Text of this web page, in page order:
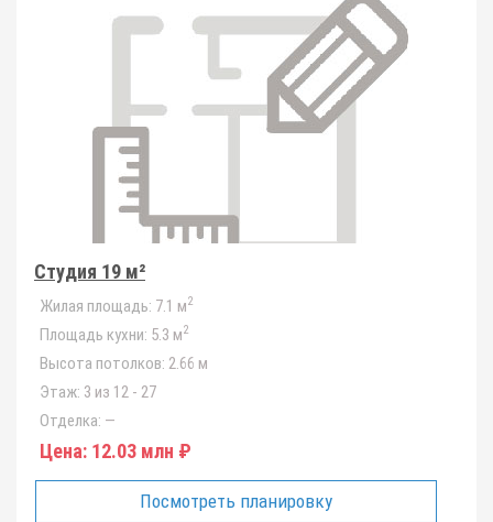
Студия 19 м²
Жилая площадь: 7.1 м2
Площадь кухни: 5.3 м2
Высота потолков: 2.66 м
Этаж: 3 из 12 - 27
Отделка: —
Цена: 12.03 млн ₽
Посмотреть планировку